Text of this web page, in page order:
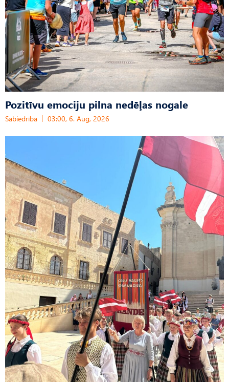
Pozitīvu emociju pilna nedēļas nogale
Sabiedrība 03:00, 6. Aug, 2026